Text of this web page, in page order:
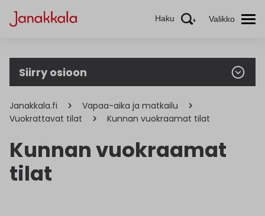
Haku Valikko
Siirry osioon
Janakkala.fi
Vapaa-aika ja matkailu
Vuokrattavat tilat
Kunnan vuokraamat tilat
Kunnan vuokraamat
tilat